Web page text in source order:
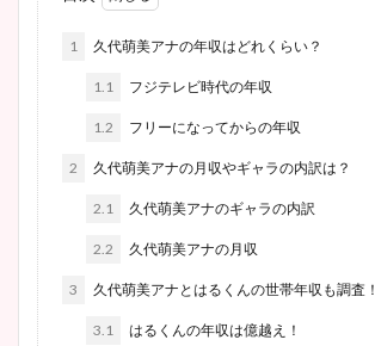
1 久代萌美アナの年収はどれくらい？
1.1 フジテレビ時代の年収
1.2 フリーになってからの年収
2 久代萌美アナの月収やギャラの内訳は？
2.1 久代萌美アナのギャラの内訳
2.2 久代萌美アナの月収
3 久代萌美アナとはるくんの世帯年収も調査！
3.1 はるくんの年収は億越え！